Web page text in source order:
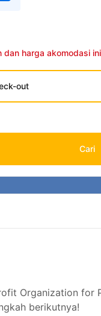
dan harga akomodasi ini
out
Cari
Organization
berikutnya!